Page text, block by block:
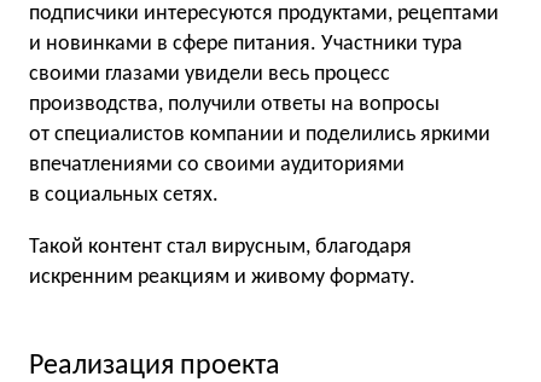
подписчики интересуются продуктами, рецептами
и новинками в сфере питания. Участники тура
своими глазами увидели весь процесс
производства, получили ответы на вопросы
от специалистов компании и поделились яркими
впечатлениями со своими аудиториями
в социальных сетях.
Такой контент стал вирусным, благодаря
искренним реакциям и живому формату.
Реализация проекта